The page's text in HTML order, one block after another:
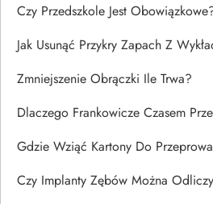
Czy Przedszkole Jest
Jak Usunąć Przykry Zapach Z
Zmniejszenie Obrączki Ile Trwa?
Dlaczego Frankowicze Czasem
Gdzie Wziąć Kartony Do
Czy Implanty Zębów Można